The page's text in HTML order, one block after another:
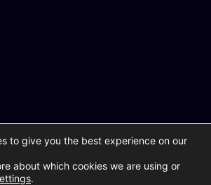
to give you the best experience on our
about which cookies we are using or
.